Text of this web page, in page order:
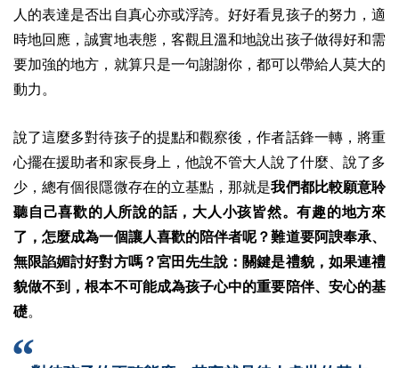
人的表達是否出自真心亦或浮誇。好好看見孩子的努力，適
時地回應，誠實地表態，客觀且溫和地說出孩子做得好和需
要加強的地方，就算只是一句謝謝你，都可以帶給人莫大的
動力。
說了這麼多對待孩子的提點和觀察後，作者話鋒一轉，將重
心擺在援助者和家長身上，他說不管大人說了什麼、說了多
少，總有個很隱微存在的立基點，那就是我們都比較願意聆
聽自己喜歡的人所說的話，大人小孩皆然。有趣的地方來
了，怎麼成為一個讓人喜歡的陪伴者呢？難道要阿諛奉承、
無限諂媚討好對方嗎？宮田先生說：關鍵是禮貌，如果連禮
貌做不到，根本不可能成為孩子心中的重要陪伴、安心的基
礎。